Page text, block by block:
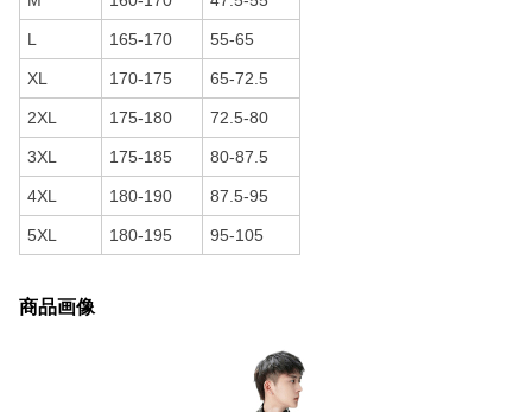
L 165-170 55-65
XL 170-175 65-72.5
2XL 175-180 72.5-80
3XL 175-185 80-87.5
4XL 180-190 87.5-95
5XL 180-195 95-105
商品画像